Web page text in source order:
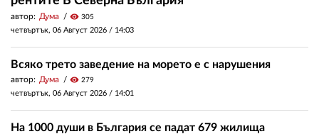
автор: Дума visibility 305
четвъртък, 06 Август 2026 / 14:03
Всяко трето заведение на морето е с нарушения
автор: Дума visibility 279
четвъртък, 06 Август 2026 / 14:01
На 1000 души в България се падат 679 жилища